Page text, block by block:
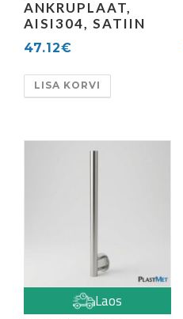
ANKRUPLAAT,
AISI304, SATIIN
47.12€
LISA KORVI
Laos